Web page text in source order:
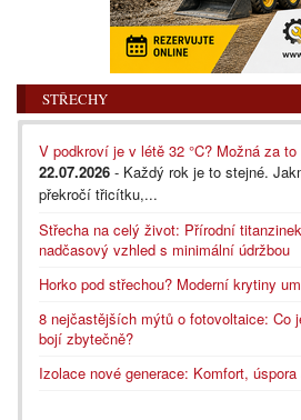
STŘECHY
V podkroví je v létě 32 °C? Možná za
22.07.2026 - Každý rok je to stejné.
překročí třicítku,...
Střecha na celý život: Přírodní
nadčasový vzhled s minimální údržbou
Horko pod střechou? Moderní krytiny
8 nejčastějších mýtů o fotovoltaice: Co
bojí zbytečně?
Izolace nové generace: Komfort,